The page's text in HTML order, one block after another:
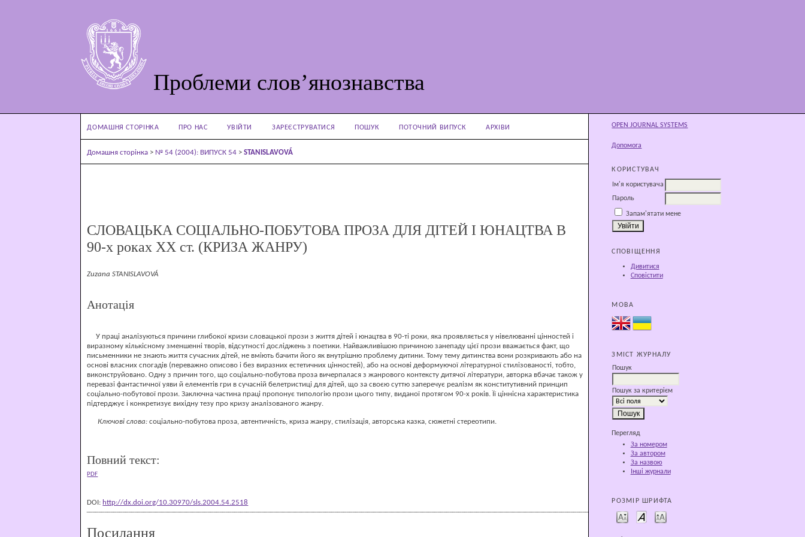
Проблеми слов’янознавства
OPEN JOURNAL SYSTEMS
Допомога
КОРИСТУВАЧ
Ім'я користувача
Пароль
Запам'ятати мене
СПОВІЩЕННЯ
Дивитися
Сповістити
МОВА
ЗМІСТ ЖУРНАЛУ
Пошук
Пошук за критерієм
Перегляд
За номером
За автором
За назвою
Інші журнали
РОЗМІР ШРИФТА
ДОМАШНЯ СТОРІНКА ПРО НАС УВІЙТИ ЗАРЕЄСТРУВАТИСЯ ПОШУК ПОТОЧНИЙ ВИПУСК АРХІВИ
Домашня сторінка > № 54 (2004): ВИПУСК 54 >STANISLAVOVÁ
СЛОВАЦЬКА СОЦІАЛЬНО-ПОБУТОВА ПРОЗА ДЛЯ ДІТЕЙ І ЮНАЦТВА В
90-х роках ХХ ст. (КРИЗА ЖАНРУ)
Zuzana STANISLAVOVÁ
Анотація
У праці аналізуються причини глибокої кризи словацької прози з життя дітей і юнацтва в 90-ті роки, яка проявляється у нівелюванні цінностей і
виразному кількісному зменшенні творів, відсутності досліджень з поетики. Найважливішою причиною занепаду цієї прози вважається факт, що
письменники не знають життя сучасних дітей, не вміють бачити його як внутрішню проблему дитини. Тому тему дитинства вони розкривають або на
основі власних спогадів (переважно описово і без виразних естетичних цінностей), або на основі деформуючої літературної стилізованості, тобто,
виконструйовано. Одну з причин того, що соціально-побутова проза вичерпалася з жанрового контексту дитячої літератури, авторка вбачає також у
перевазі фантастичної уяви й елементів гри в сучасній белетристиці для дітей, що за своєю суттю заперечує реалізм як конститутивний принцип
соціально-побутової прози. Заключна частина праці пропонує типологію прози цього типу, виданої протягом 90-х років. Її ціннісна характеристика
підтерджує і конкретизує вихідну тезу про кризу аналізованого жанру.
Ключові слова: соціально-побутова проза, автентичність, криза жанру, стилізація, авторська казка, сюжетні стереотипи.
Повний текст:
PDF
DOI: http://dx.doi.org/10.30970/sls.2004.54.2518
Посилання